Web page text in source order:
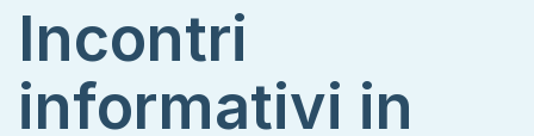
Incontri
informativi in